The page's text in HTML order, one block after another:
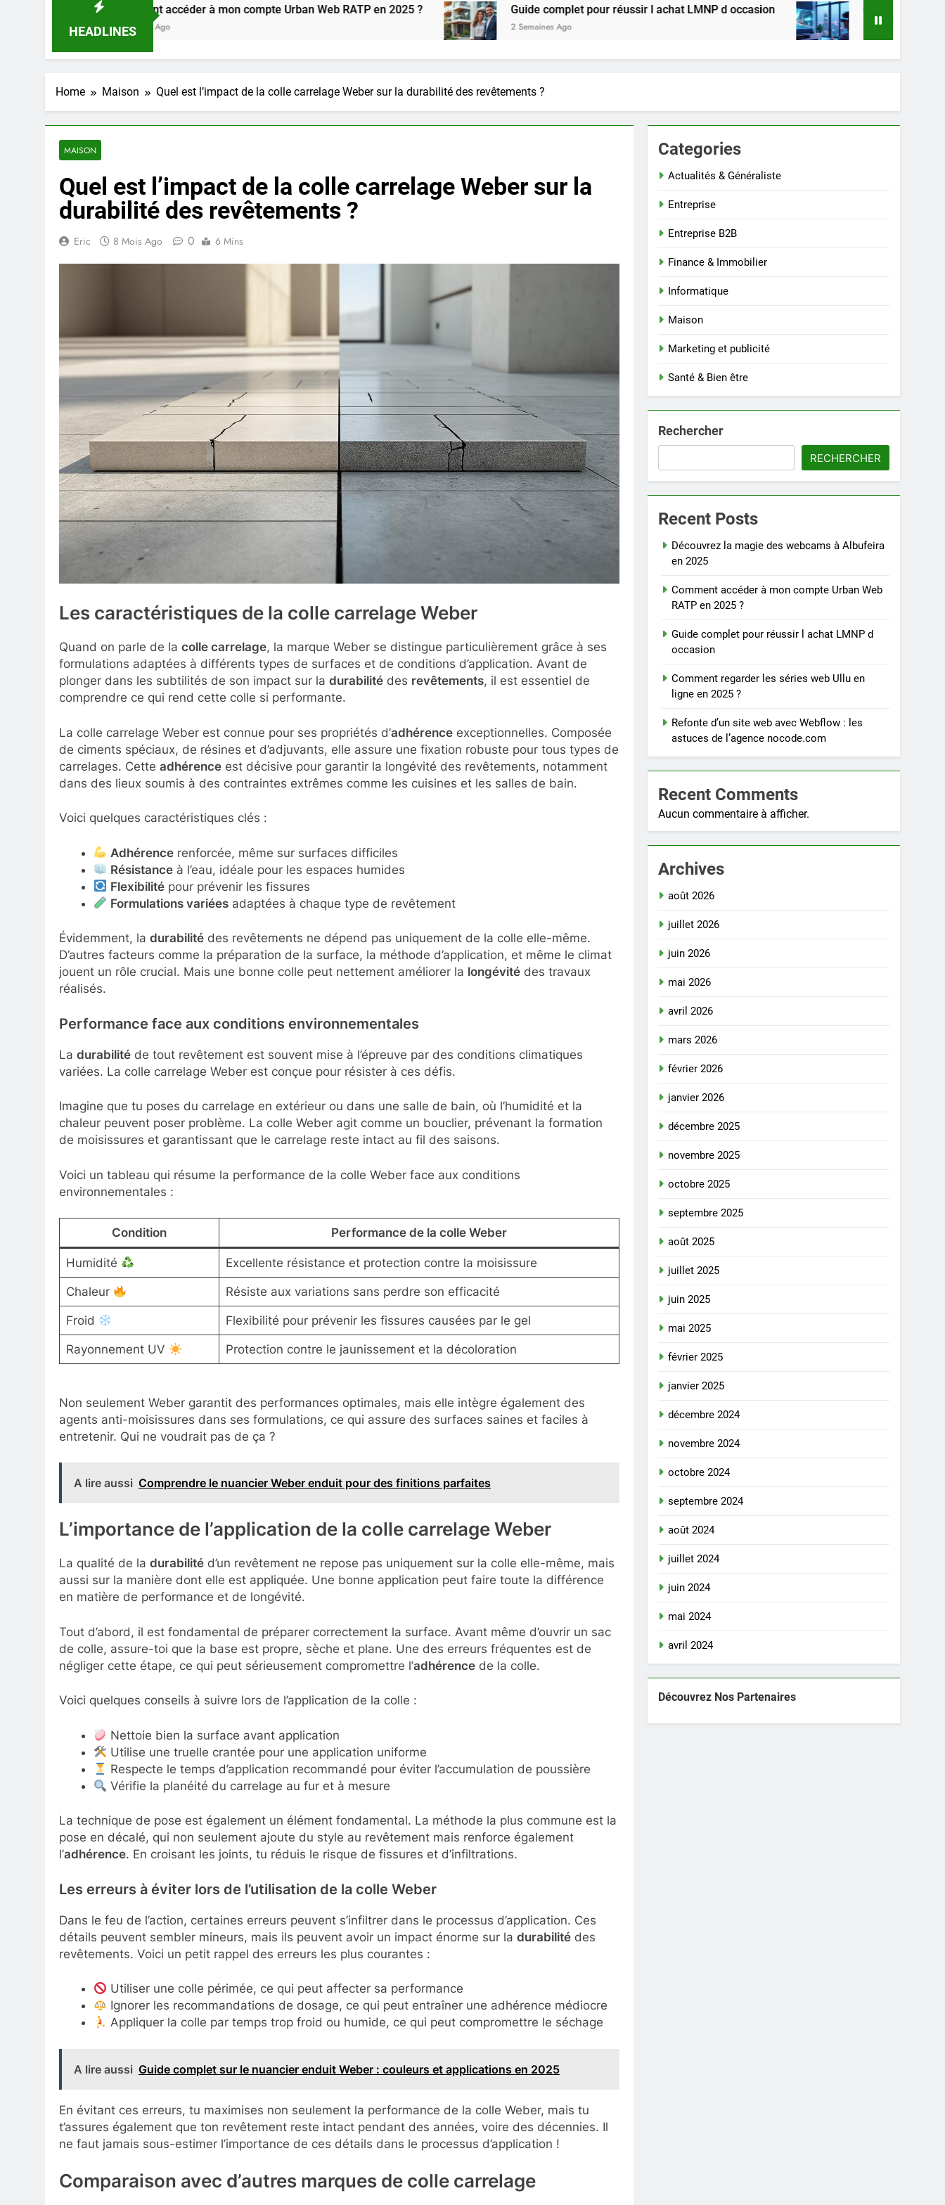
HEADLINES
Comment accéder à mon compte Urban Web RATP en 2025 ?
1 Semaine Ago
Guide complet pour réussir l achat LMNP d occasion
2 Semaines Ago
Comment regarder les
2 Semaines Ago
Home Maison Quel est l’impact de la colle carrelage Weber sur la durabilité des revêtements ?
MAISON
Quel est l’impact de la colle carrelage Weber sur la
durabilité des revêtements ?
Eric 8 Mois Ago 0 6 Mins
Les caractéristiques de la colle carrelage Weber
Quand on parle de la colle carrelage, la marque Weber se distingue particulièrement grâce à ses
formulations adaptées à différents types de surfaces et de conditions d’application. Avant de
plonger dans les subtilités de son impact sur la durabilité des revêtements, il est essentiel de
comprendre ce qui rend cette colle si performante.
La colle carrelage Weber est connue pour ses propriétés d’adhérence exceptionnelles. Composée
de ciments spéciaux, de résines et d’adjuvants, elle assure une fixation robuste pour tous types de
carrelages. Cette adhérence est décisive pour garantir la longévité des revêtements, notamment
dans des lieux soumis à des contraintes extrêmes comme les cuisines et les salles de bain.
Voici quelques caractéristiques clés :
Adhérencerenforcée, même sur surfaces difficiles
Résistanceà l’eau, idéale pour les espaces humides
Flexibilitépour prévenir les fissures
Formulations variéesadaptées à chaque type de revêtement
Évidemment, la durabilité des revêtements ne dépend pas uniquement de la colle elle-même.
D’autres facteurs comme la préparation de la surface, la méthode d’application, et même le climat
jouent un rôle crucial. Mais une bonne colle peut nettement améliorer la longévité des travaux
réalisés.
Performance face aux conditions environnementales
La durabilité de tout revêtement est souvent mise à l’épreuve par des conditions climatiques
variées. La colle carrelage Weber est conçue pour résister à ces défis.
Imagine que tu poses du carrelage en extérieur ou dans une salle de bain, où l’humidité et la
chaleur peuvent poser problème. La colle Weber agit comme un bouclier, prévenant la formation
de moisissures et garantissant que le carrelage reste intact au fil des saisons.
Voici un tableau qui résume la performance de la colle Weber face aux conditions
environnementales :
Condition Performance de la colle Weber
Humidité Excellente résistance et protection contre la moisissure
Chaleur Résiste aux variations sans perdre son efficacité
Froid Flexibilité pour prévenir les fissures causées par le gel
Rayonnement UV Protection contre le jaunissement et la décoloration
Non seulement Weber garantit des performances optimales, mais elle intègre également des
agents anti-moisissures dans ses formulations, ce qui assure des surfaces saines et faciles à
entretenir. Qui ne voudrait pas de ça ?
A lire aussi Comprendre le nuancier Weber enduit pour des finitions parfaites
L’importance de l’application de la colle carrelage Weber
La qualité de la durabilité d’un revêtement ne repose pas uniquement sur la colle elle-même, mais
aussi sur la manière dont elle est appliquée. Une bonne application peut faire toute la différence
en matière de performance et de longévité.
Tout d’abord, il est fondamental de préparer correctement la surface. Avant même d’ouvrir un sac
de colle, assure-toi que la base est propre, sèche et plane. Une des erreurs fréquentes est de
négliger cette étape, ce qui peut sérieusement compromettre l’adhérence de la colle.
Voici quelques conseils à suivre lors de l’application de la colle :
Nettoie bien la surface avant application
Utilise une truelle crantée pour une application uniforme
Respecte le temps d’application recommandé pour éviter l’accumulation de poussière
Vérifie la planéité du carrelage au fur et à mesure
La technique de pose est également un élément fondamental. La méthode la plus commune est la
pose en décalé, qui non seulement ajoute du style au revêtement mais renforce également
l’adhérence. En croisant les joints, tu réduis le risque de fissures et d’infiltrations.
Les erreurs à éviter lors de l’utilisation de la colle Weber
Dans le feu de l’action, certaines erreurs peuvent s’infiltrer dans le processus d’application. Ces
détails peuvent sembler mineurs, mais ils peuvent avoir un impact énorme sur la durabilité des
revêtements. Voici un petit rappel des erreurs les plus courantes :
Utiliser une colle périmée, ce qui peut affecter sa performance
Ignorer les recommandations de dosage, ce qui peut entraîner une adhérence médiocre
Appliquer la colle par temps trop froid ou humide, ce qui peut compromettre le séchage
A lire aussi Guide complet sur le nuancier enduit Weber : couleurs et applications en 2025
En évitant ces erreurs, tu maximises non seulement la performance de la colle Weber, mais tu
t’assures également que ton revêtement reste intact pendant des années, voire des décennies. Il
ne faut jamais sous-estimer l’importance de ces détails dans le processus d’application !
Comparaison avec d’autres marques de colle carrelage
Categories
Actualités & Généraliste
Entreprise
Entreprise B2B
Finance & Immobilier
Informatique
Maison
Marketing et publicité
Santé & Bien être
Rechercher
RECHERCHER
Recent Posts
Découvrez la magie des webcams à Albufeira
en 2025
Comment accéder à mon compte Urban Web
RATP en 2025 ?
Guide complet pour réussir l achat LMNP d
occasion
Comment regarder les séries web Ullu en
ligne en 2025 ?
Refonte d’un site web avec Webflow : les
astuces de l’agence nocode.com
Recent Comments
Aucun commentaire à afficher.
Archives
août 2026
juillet 2026
juin 2026
mai 2026
avril 2026
mars 2026
février 2026
janvier 2026
décembre 2025
novembre 2025
octobre 2025
septembre 2025
août 2025
juillet 2025
juin 2025
mai 2025
février 2025
janvier 2025
décembre 2024
novembre 2024
octobre 2024
septembre 2024
août 2024
juillet 2024
juin 2024
mai 2024
avril 2024
Découvrez Nos Partenaires